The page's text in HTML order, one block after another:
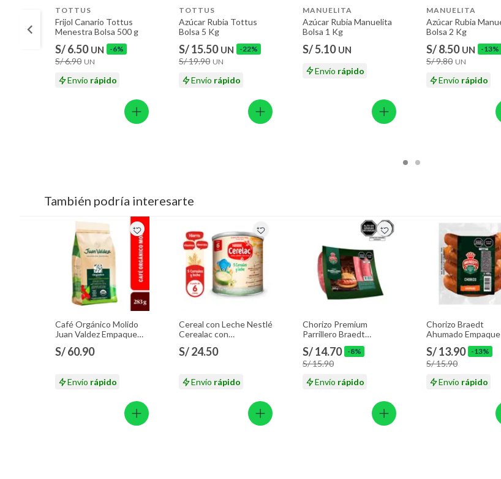
TOTTUS
Frijol Canario Tottus
Menestra Bolsa 500 g
S/ 6.50 UN -6%
S/ 6.90 UN
Envío rápido
TOTTUS
Azúcar Rubia Tottus
Bolsa 5 Kg
S/ 15.50 UN -22%
S/ 19.90 UN
Envío rápido
MANUELITA
Azúcar Rubia Manuelita
Bolsa 1 Kg
S/ 5.10 UN
Envío rápido
MANUELITA
Azúcar Rubia
Bolsa 2 Kg
S/ 8.50 UN -13%
S/ 9.80 UN
Envío rápido
También podría interesarte
Café Orgánico Molido
Juan Valdez Empaque
S/ 60.90
Envío rápido
Cereal con Leche Nestlé
Cerealac con
S/ 24.50
Envío rápido
Chorizo Premium
Parrillero Braedt
Empaque 500 g
S/ 14.70 -8%
S/ 15.90
Envío rápido
Chorizo Braedt
Ahumado
S/ 13.90 -13%
S/ 15.90
Envío rápido